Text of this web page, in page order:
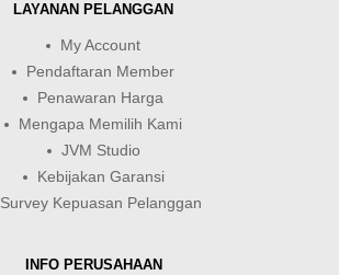
LAYANAN PELANGGAN
My Account
Pendaftaran Member
Penawaran Harga
Mengapa Memilih Kami
JVM Studio
Kebijakan Garansi
Survey Kepuasan Pelanggan
INFO PERUSAHAAN